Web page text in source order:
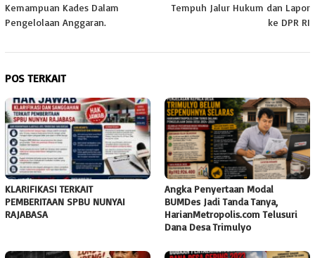
Kemampuan Kades Dalam
Pengelolaan Anggaran.
Tempuh Jalur Hukum dan Lapor
ke DPR RI
POS TERKAIT
KLARIFIKASI TERKAIT
PEMBERITAAN SPBU NUNYAI
RAJABASA
Angka Penyertaan Modal
BUMDes Jadi Tanda Tanya,
HarianMetropolis.com Telusuri
Dana Desa Trimulyo